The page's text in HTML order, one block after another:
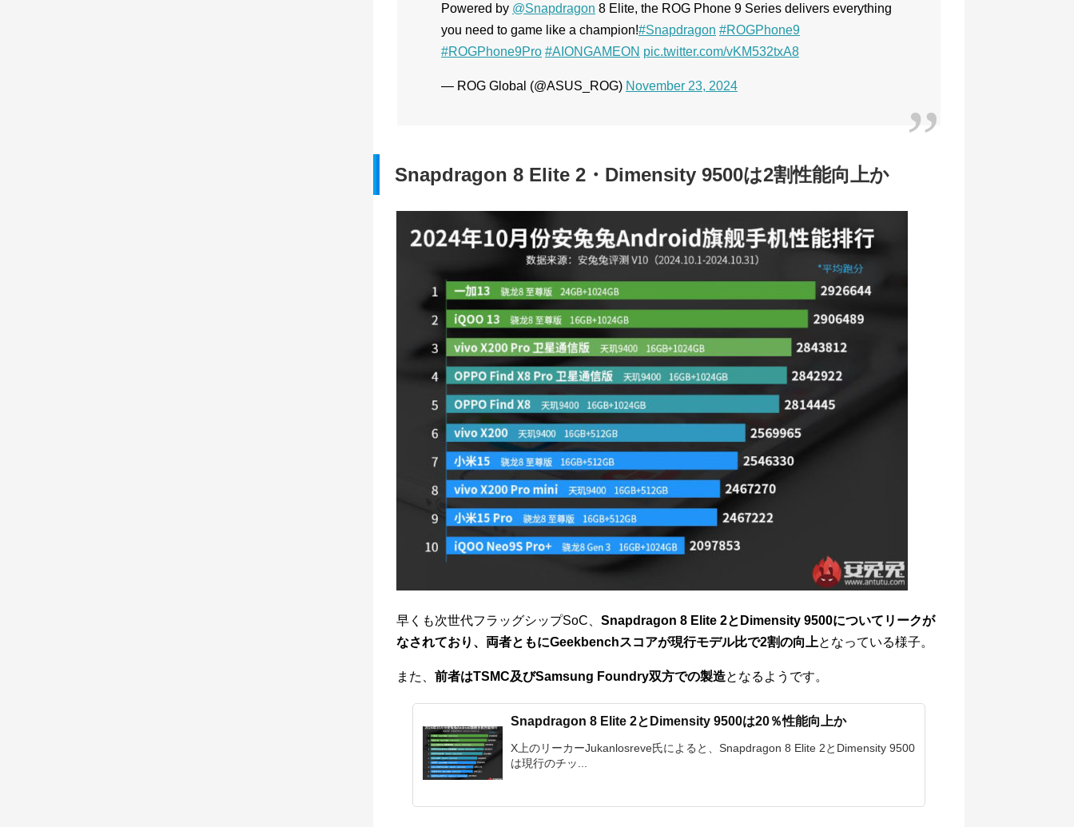
Powered by @Snapdragon 8 Elite, the ROG Phone 9 Series delivers everything
you need to game like a champion!#Snapdragon #ROGPhone9
#ROGPhone9Pro #AIONGAMEON pic.twitter.com/vKM532txA8
— ROG Global (@ASUS_ROG) November 23, 2024
Snapdragon 8 Elite 2・Dimensity 9500は2割性能向上か
早くも次世代フラッグシップSoC、 Snapdragon 8 Elite 2とDimensity 9500についてリークが
なされており、両者ともにGeekbenchスコアが現行モデル比で2割の向上となっている様子。
また、 前者はTSMC及びSamsung Foundry双方での製造となるようです。
Snapdragon 8 Elite 2とDimensity 9500は20％性能向上か
X上のリーカーJukanlosreve氏によると、Snapdragon 8 Elite 2とDimensity 9500
は現行のチッ...